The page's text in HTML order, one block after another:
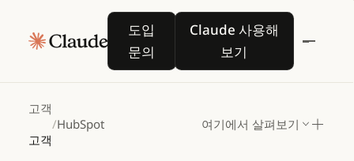
도입
문의
도입 문의
Claude 사용해
보기
Claude 사용해 보기
고객
고객
/HubSpot 여기에서 살펴보기
HubSpot,Claude를
통해창의성을
발휘할
시간되찾다
Claude 사용해 보기
Claude 사용해 보기